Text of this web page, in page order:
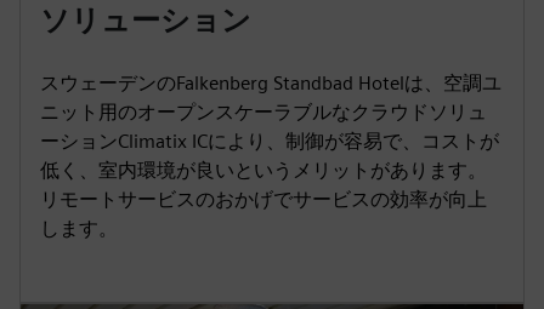
ソリューション
スウェーデンのFalkenberg Standbad Hotelは、空調ユ
ニット用のオープンスケーラブルなクラウドソリュ
ーションClimatix ICにより、制御が容易で、コストが
低く、室内環境が良いというメリットがあります。
リモートサービスのおかげでサービスの効率が向上
します。